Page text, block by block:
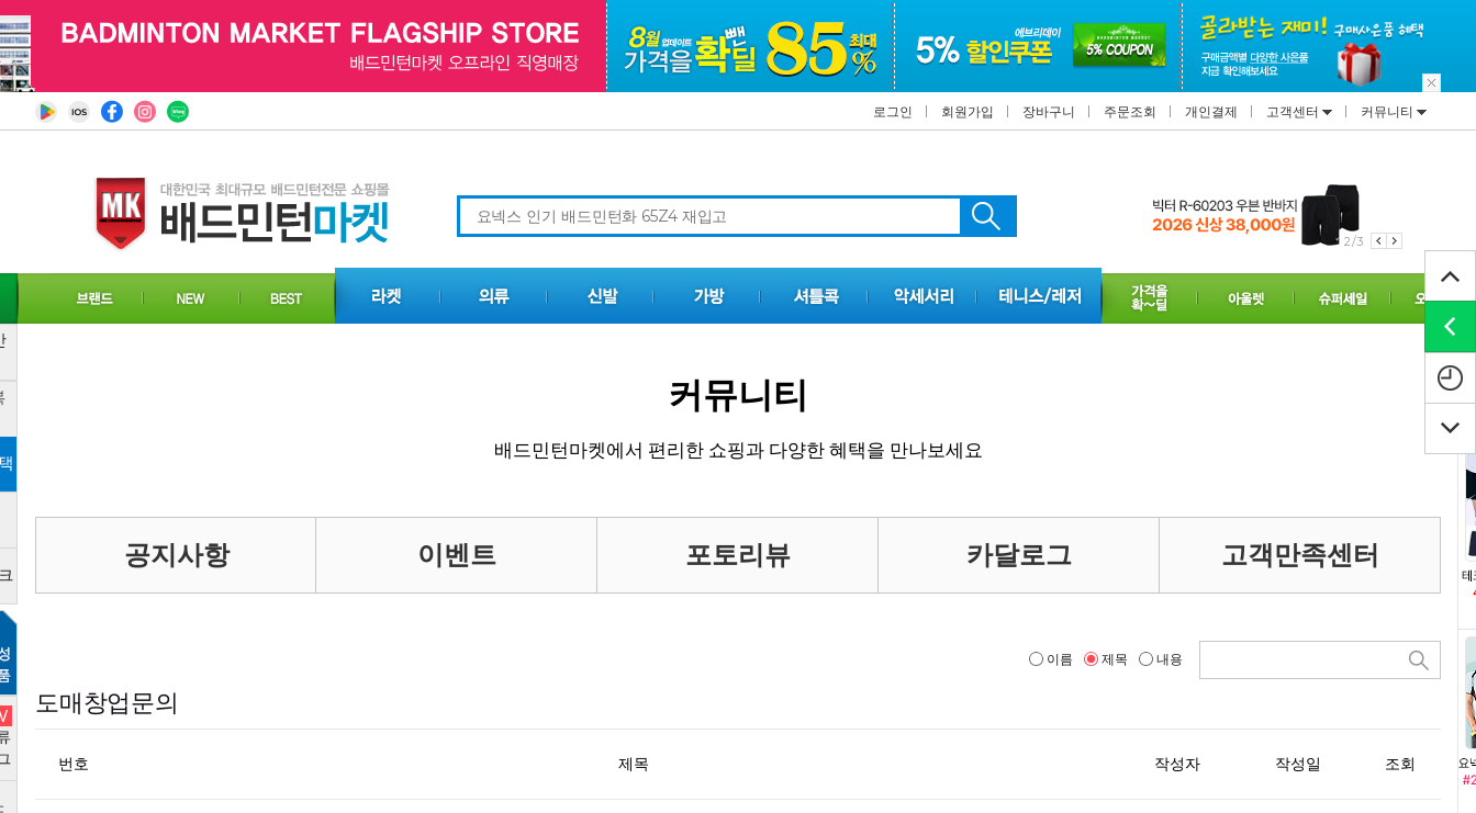
로그인 회원가입 장바구니 주문조회 개인결제 고객센터 커뮤니티
2/3
커뮤니티
배드민턴마켓에서 편리한 쇼핑과 다양한 혜택을 만나보세요
공지사항 이벤트 포토리뷰 카달로그 고객만족센터
이름 제목 내용
도매창업문의
번호 제목 작성자 작성일 조회